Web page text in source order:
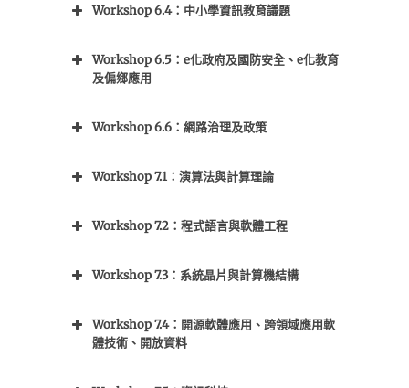
Workshop 6.4：中小學資訊教育議題
Workshop 6.5：e化政府及國防安全、e化教育
及偏鄉應用
Workshop 6.6：網路治理及政策
Workshop 7.1：演算法與計算理論
Workshop 7.2：程式語言與軟體工程
Workshop 7.3：系統晶片與計算機結構
Workshop 7.4：開源軟體應用、跨領域應用軟
體技術、開放資料